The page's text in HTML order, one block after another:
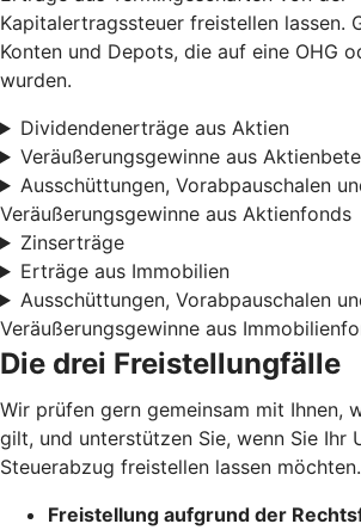
Kapitalertragssteuer freistellen lassen.
Konten und Depots, die auf eine OHG
wurden.
Dividendenerträge aus Aktien
Veräußerungsgewinne aus
Ausschüttungen, Vorabpauschalen
Veräußerungsgewinne aus Aktienfonds
Zinserträge
Erträge aus Immobilien
Ausschüttungen, Vorabpauschalen
Veräußerungsgewinne aus
Die drei Freistellungfälle
Wir prüfen gern gemeinsam mit Ihnen,
gilt, und unterstützen Sie, wenn Sie Ihr
Steuerabzug freistellen lassen möchten.
Freistellung aufgrund der